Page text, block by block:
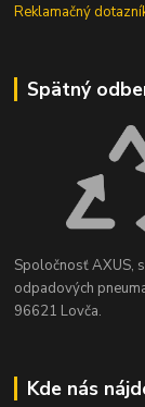
Reklamačný
Spätný
Spoločnosť AXUS,
odpadových
96621 Lovča.
Kde nás